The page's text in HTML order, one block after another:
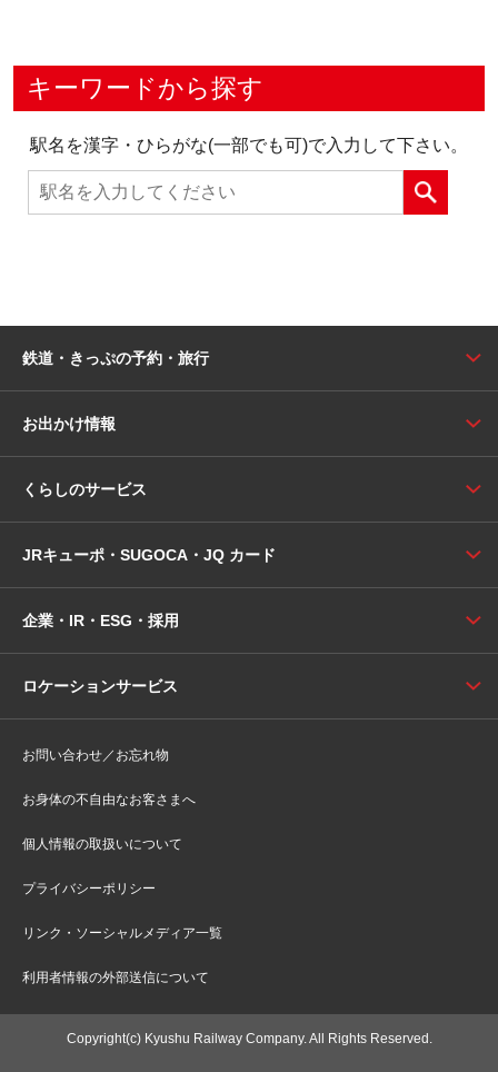
キーワードから探す
駅名を漢字・ひらがな(一部でも可)で入力して下さい。
鉄道・きっぷの予約・旅行
お出かけ情報
くらしのサービス
JRキューポ・SUGOCA・JQ カード
企業・IR・ESG・採用
ロケーションサービス
お問い合わせ／お忘れ物
お身体の不自由なお客さまへ
個人情報の取扱いについて
プライバシーポリシー
リンク・ソーシャルメディア一覧
利用者情報の外部送信について
Copyright(c) Kyushu Railway Company. All Rights Reserved.